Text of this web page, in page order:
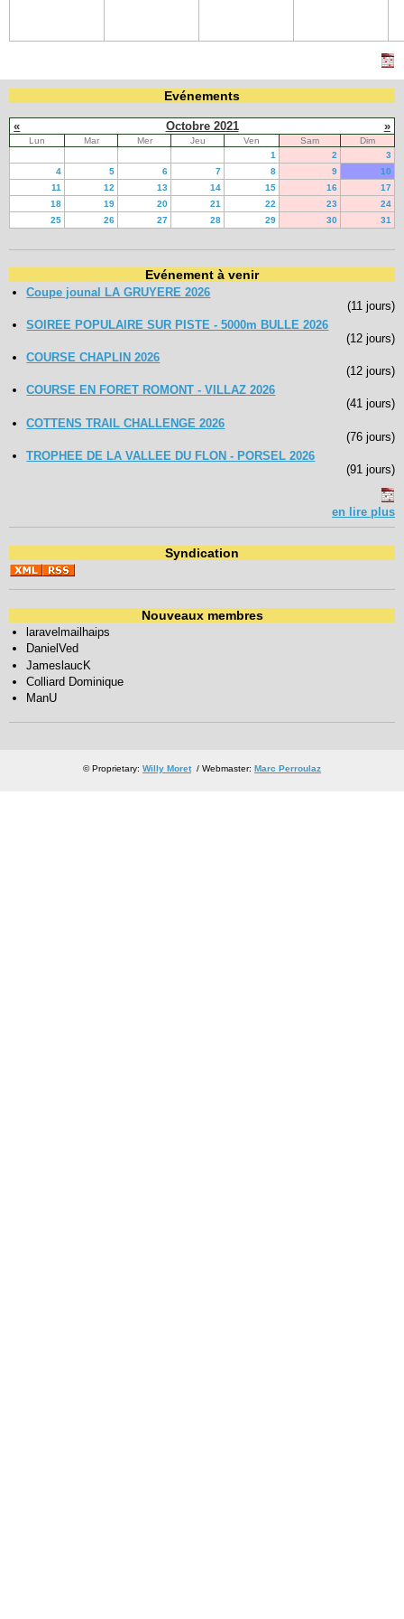
Navigation
site map
messages récents
Ouverture de session
Nom d'utilisateur:
Mot de passe:
Créer un nouveau compte
Evénements
« Octobre 2021 »
Lun Mar Mer Jeu Ven Sam
Dim
1
2
3
4
5 6 7 8 9
10
11
12 13 14 15 16
17
18
19 20 21 22 23
24
25
26 27 28 29 30 31
Evénement à venir
Coupe jounal LA GRUYERE 2026
(11 jours)
SOIREE POPULAIRE SUR PISTE - 5000m BULLE 2026
(12 jours)
COURSE CHAPLIN 2026
(12 jours)
COURSE EN FORET ROMONT - VILLAZ 2026
(41 jours)
COTTENS TRAIL CHALLENGE 2026
(76 jours)
TROPHEE DE LA VALLEE DU FLON - PORSEL 2026
(91 jours)
en lire plus
Syndication
Nouveaux membres
laravelmailhaips
DanielVed
JameslaucK
Colliard Dominique
ManU
© Proprietary: Willy Moret/ Webmaster: Marc Perroulaz